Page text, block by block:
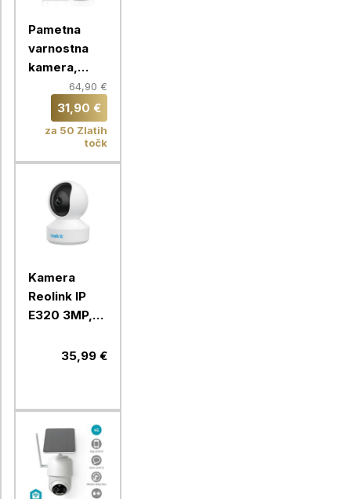
Pametna
varnostna
kamera,
1440p 360°
Chameleon
Smart Home
- pametni
64,90 €
31,90 €
za 50 Zlatih
točk
Kamera
Reolink IP
E320 3MP,
35,99 €